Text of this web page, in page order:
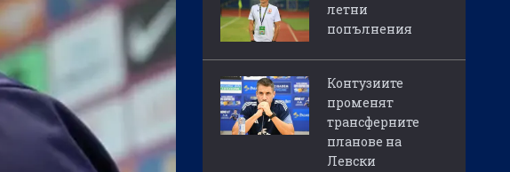
летни
попълнения
Контузиите
променят
трансферните
планове на
Левски